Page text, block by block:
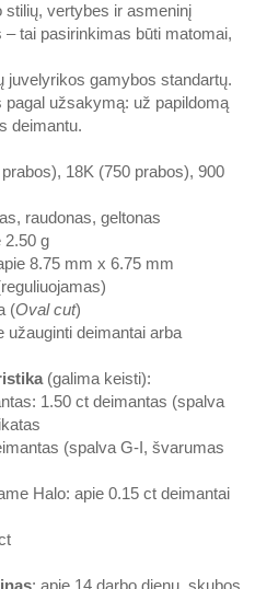
stilių, vertybes ir asmeninį
tai pasirinkimas būti matomai,
juvelyrikos gamybos standartų.
pagal užsakymą: už papildomą
deimantu.
18K (750 prabos), 900
raudonas, geltonas
2.50 g
8.75 mm x 6.75 mm
(Oval cut)
užauginti deimantai arba
(galima keisti):
1.50 ct deimantas (spalva
(spalva G-I, švarumas
Halo: apie 0.15 ct deimantai